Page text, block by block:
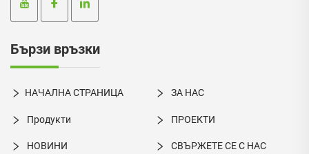
Бързи връзки
НАЧАЛНА СТРАНИЦА ЗА НАС
Продукти ПРОЕКТИ
НОВИНИ СВЪРЖЕТЕ СЕ С НАС